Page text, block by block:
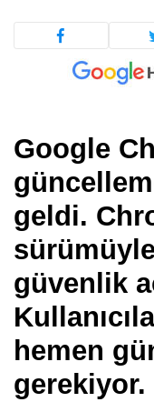
Google
geldi.
güvenlik
hemen
gerekiyor.